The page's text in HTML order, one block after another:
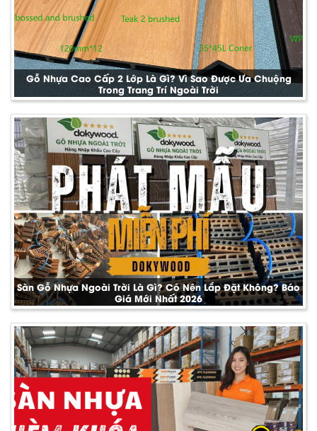
Gỗ Nhựa Cao Cấp 2 Lớp Là Gì? Vì Sao Được Ưa Chuộng
Trong Trang Trí Ngoài Trời
Sàn Gỗ Nhựa Ngoài Trời Là Gì? Có Nên Lắp Đặt Không? Báo
Giá Mới Nhất 2026